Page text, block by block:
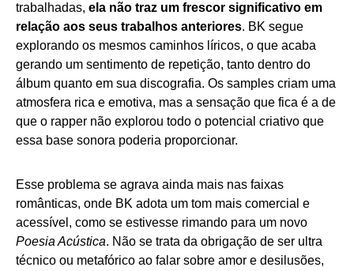
trabalhadas, ela não traz um frescor significativo em
relação aos seus trabalhos anteriores. BK segue
explorando os mesmos caminhos líricos, o que acaba
gerando um sentimento de repetição, tanto dentro do
álbum quanto em sua discografia. Os samples criam uma
atmosfera rica e emotiva, mas a sensação que fica é a de
que o rapper não explorou todo o potencial criativo que
essa base sonora poderia proporcionar.
Esse problema se agrava ainda mais nas faixas
românticas, onde BK adota um tom mais comercial e
acessível, como se estivesse rimando para um novo
Poesia Acústica. Não se trata da obrigação de ser ultra
técnico ou metafórico ao falar sobre amor e desilusões,